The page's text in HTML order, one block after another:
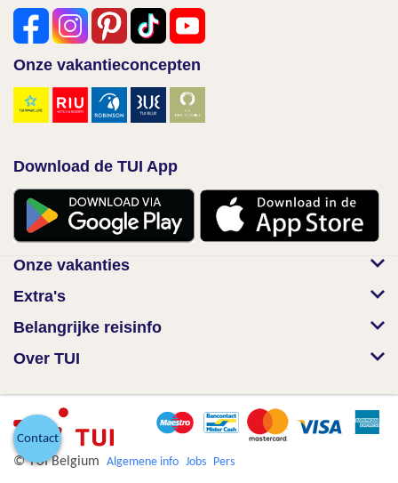
Onze vakantieconcepten
Download de TUI App
Onze vakanties
Extra's
Belangrijke reisinfo
Over TUI
© TUI Belgium Algemene info Jobs Pers
Contact